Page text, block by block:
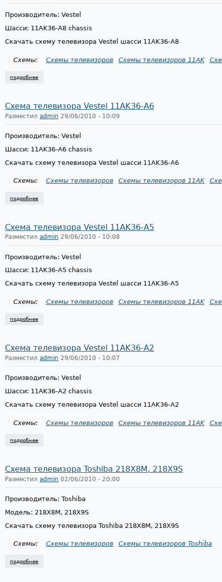
Производитель: Vestel
Шасси: 11AK36-A8 chassis
Скачать схему телевизора Vestel шасси 11AK36-A8
Схемы: Схемы телевизоров Схемы телевизоров 11AK
подробнее
Схема телевизора Vestel 11AK36-A6
Разместил admin 29/06/2010 - 10:09
Производитель: Vestel
Шасси: 11AK36-A6 chassis
Скачать схему телевизора Vestel шасси 11AK36-A6
Схемы: Схемы телевизоров Схемы телевизоров 11AK
подробнее
Схема телевизора Vestel 11AK36-A5
Разместил admin 29/06/2010 - 10:08
Производитель: Vestel
Шасси: 11AK36-A5 chassis
Скачать схему телевизора Vestel шасси 11AK36-A5
Схемы: Схемы телевизоров Схемы телевизоров 11AK
подробнее
Схема телевизора Vestel 11AK36-A2
Разместил admin 29/06/2010 - 10:07
Производитель: Vestel
Шасси: 11AK36-A2 chassis
Скачать схему телевизора Vestel шасси 11AK36-A2
Схемы: Схемы телевизоров Схемы телевизоров 11AK
подробнее
Схема телевизора Toshiba 218X8M, 218X9S
Разместил admin 02/06/2010 - 20:00
Производитель: Toshiba
Модель: 218X8M, 218X9S
Скачать схему телевизора Toshiba 218X8M, 218X9S
Схемы: Схемы телевизоров Схемы телевизоров Toshiba
подробнее